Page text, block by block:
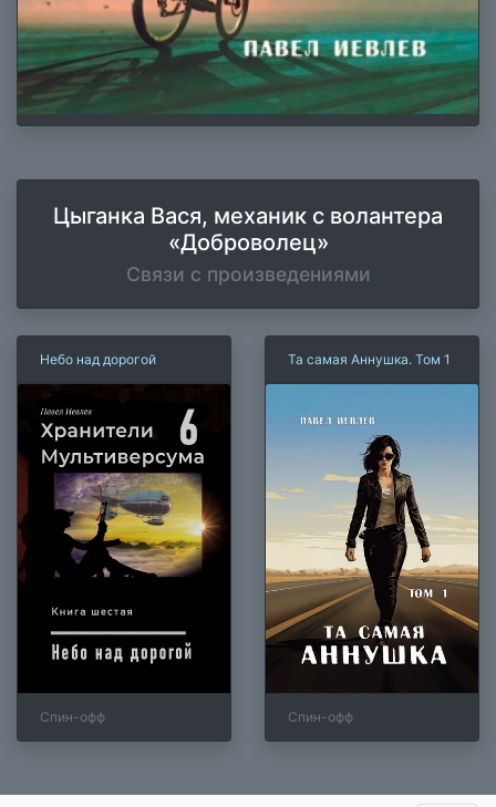
Цыганка Вася, механик с волантера
«Доброволец»
Связи с произведениями
Небо над дорогой
Спин-офф
Та самая Аннушка. Том 1
Спин-офф